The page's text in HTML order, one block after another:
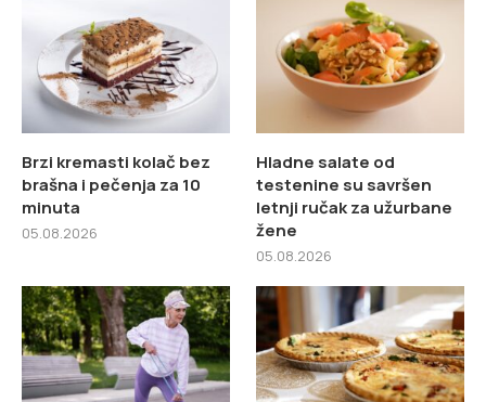
Brzi kremasti kolač bez
brašna i pečenja za 10
minuta
05.08.2026
Hladne salate od
testenine su savršen
letnji ručak za užurbane
žene
05.08.2026